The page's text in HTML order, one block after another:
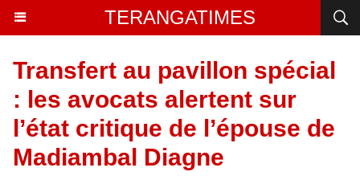
TERANGATIMES
Transfert au pavillon spécial
: les avocats alertent sur
l’état critique de l’épouse de
Madiambal Diagne